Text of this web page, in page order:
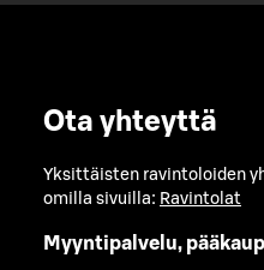
Ota yhteyttä
Yksittäisten ravintoloiden
omilla sivuilla: Ravintolat
Myyntipalvelu,